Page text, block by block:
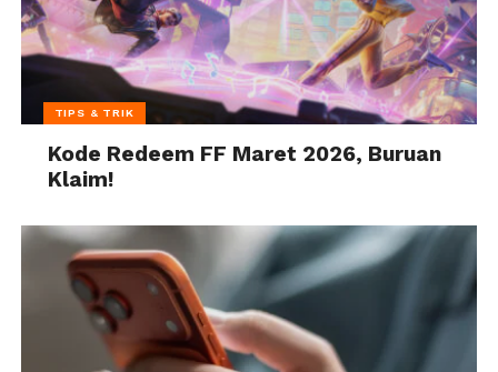
TIPS & TRIK
Kode Redeem FF Maret 2026, Buruan
Klaim!